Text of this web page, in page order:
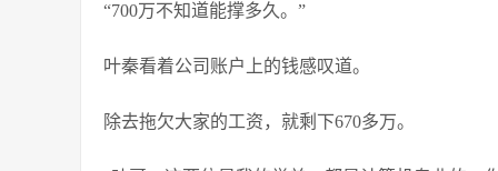
“700万不知道能撑多久。”
叶秦看着公司账户上的钱感叹道。
除去拖欠大家的工资，就剩下670多万。